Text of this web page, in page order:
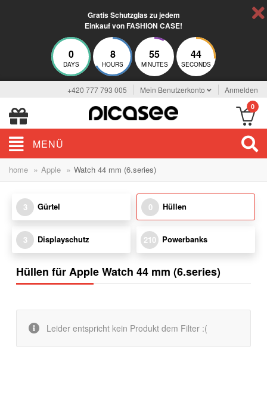
Gratis Schutzglas zu jedem
Einkauf von FASHION CASE!
0
DAYS
8
HOURS
55
MINUTES
44
SECONDS
+420 777 793 005 Mein Benutzerkonto Anmelden
0
MENÜ
home » Apple » Watch 44 mm (6.series)
3 Gürtel 0 Hüllen
3 Displayschutz 210 Powerbanks
Hüllen für Apple Watch 44 mm (6.series)
Leider entspricht kein Produkt dem Filter :(